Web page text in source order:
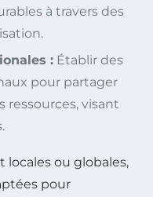
à travers des
: Établir des
pour partager
ressources, visant
locales ou globales,
pour